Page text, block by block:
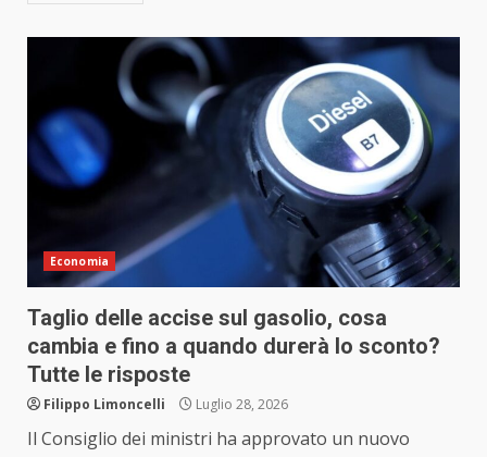
Economia
Taglio delle accise sul gasolio, cosa
cambia e fino a quando durerà lo sconto?
Tutte le risposte
Filippo Limoncelli Luglio 28, 2026
Il Consiglio dei ministri ha approvato un nuovo